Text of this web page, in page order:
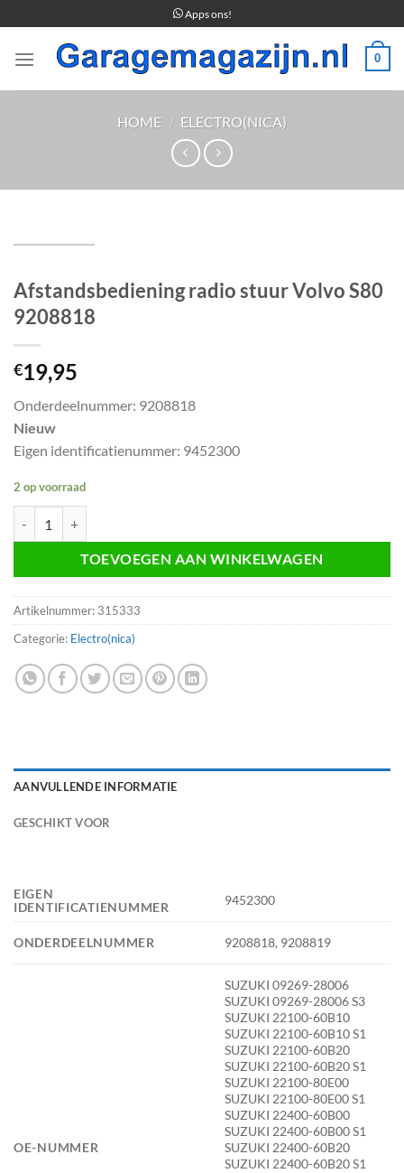
naar
inhoud
Apps ons!
0
HOME / ELECTRO(NICA)
Afstandsbediening radio stuur Volvo S80
9208818
€19,95
Onderdeelnummer: 9208818
Nieuw
Eigen identificatienummer: 9452300
2 op voorraad
TOEVOEGEN AAN WINKELWAGEN
Artikelnummer: 315333
Categorie: Electro(nica)
AANVULLENDE INFORMATIE
GESCHIKT VOOR
EIGEN
IDENTIFICATIENUMMER
9452300
ONDERDEELNUMMER 9208818, 9208819
OE-NUMMER
SUZUKI 09269-28006
SUZUKI 09269-28006 S3
SUZUKI 22100-60B10
SUZUKI 22100-60B10 S1
SUZUKI 22100-60B20
SUZUKI 22100-60B20 S1
SUZUKI 22100-80E00
SUZUKI 22100-80E00 S1
SUZUKI 22400-60B00
SUZUKI 22400-60B00 S1
SUZUKI 22400-60B20
SUZUKI 22400-60B20 S1